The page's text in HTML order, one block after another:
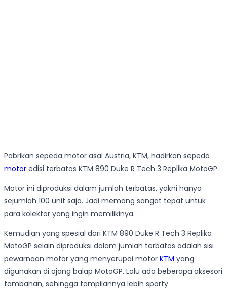
Pabrikan sepeda motor asal Austria, KTM, hadirkan sepeda
motor edisi terbatas KTM 890 Duke R Tech 3 Replika MotoGP.
Motor ini diproduksi dalam jumlah terbatas, yakni hanya
sejumlah 100 unit saja. Jadi memang sangat tepat untuk
para kolektor yang ingin memilikinya.
Kemudian yang spesial dari KTM 890 Duke R Tech 3 Replika
MotoGP selain diproduksi dalam jumlah terbatas adalah sisi
pewarnaan motor yang menyerupai motor KTM yang
digunakan di ajang balap MotoGP. Lalu ada beberapa aksesori
tambahan, sehingga tampilannya lebih sporty.